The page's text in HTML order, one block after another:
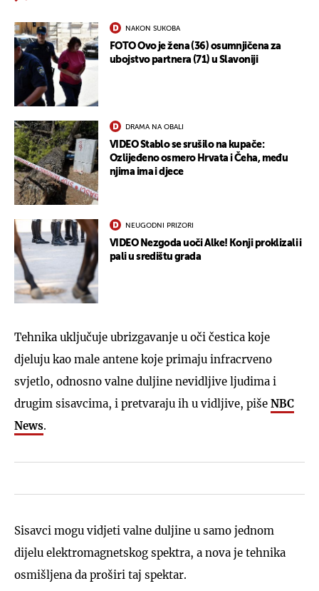
NAKON SUKOBA
FOTO Ovo je žena (36) osumnjičena za
ubojstvo partnera (71) u Slavoniji
DRAMA NA OBALI
VIDEO Stablo se srušilo na kupače:
Ozlijeđeno osmero Hrvata i Čeha, među
njima ima i djece
NEUGODNI PRIZORI
VIDEO Nezgoda uoči Alke! Konji proklizali i
pali u središtu grada
Tehnika uključuje ubrizgavanje u oči čestica koje
djeluju kao male antene koje primaju infracrveno
svjetlo, odnosno valne duljine nevidljive ljudima i
drugim sisavcima, i pretvaraju ih u vidljive, piše NBC
News.
Sisavci mogu vidjeti valne duljine u samo jednom
dijelu elektromagnetskog spektra, a nova je tehnika
osmišljena da proširi taj spektar.